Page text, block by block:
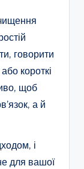
говорити
короткі
щоб
а й
і
для вашої